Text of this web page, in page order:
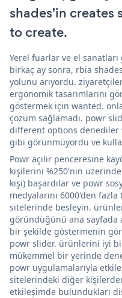
shades'in creates
to create.
Yerel fuarlar ve el
birkaç ay sonra, rbia
yolunu arıyordu.
ergonomik tasarımlarını
göstermek için wanted.
çözüm sağlamadı. powr
different options denediler
gibi görünmüyordu ve
Powr açılır penceresine
kişilerini %250'nin
kişi) başardılar ve powr
medyalarını 6000'den
sitelerinde besleyin.
göründüğünü ana sayfada
bir şekilde göstermenin
powr slider. ürünlerini iyi
mükemmel bir yerinde
powr uygulamalarıyla
sitelerindeki diğer
etkileşimde bulundukları